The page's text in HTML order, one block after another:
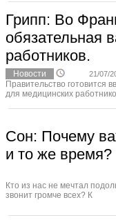
Грипп: Во
обязательная
работников.
Новости 21/07/
Правительство готовится
для медицинских
Сон: Почему
и то же время?
Кто из нас не мечтал
звонит громче всех? К